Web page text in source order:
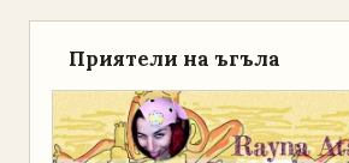
Приятели на ъгъла